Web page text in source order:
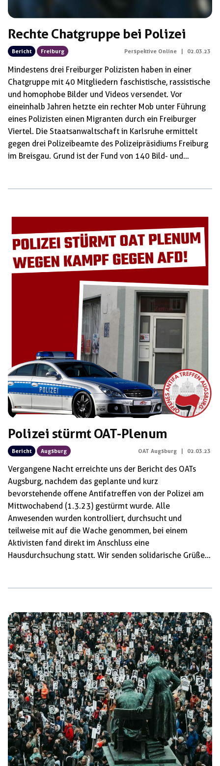
Rechte Chatgruppe bei Polizei
Bericht Freiburg Perspektive Online 02.03.23
Mindestens drei Freiburger Polizisten haben in einer
Chatgruppe mit 40 Mitgliedern faschistische, rassistische
und homophobe Bilder und Videos versendet. Vor
eineinhalb Jahren hetzte ein rechter Mob unter Führung
eines Polizisten einen Migranten durch ein Freiburger
Viertel. Die Staatsanwaltschaft in Karlsruhe ermittelt
gegen drei Polizeibeamte des Polizeipräsidiums Freiburg
im Breisgau. Grund ist der Fund von 140 Bild- und
und Videos “insbesondere ein rechtsradikaler,
ausländerfeindlicher und zum Teil homophober Inhalt
festzustellen ist”. In dem Chat seien laut LKA auch
Kennzeichen verfassungswidriger Organisationen
gefunden wurden. Darunter […]
Polizei stürmt OAT-Plenum
Bericht Augsburg OAT Augsburg | 02.03.23
Vergangene Nacht erreichte uns der Bericht des OATs
Augsburg, nachdem das geplante und kurz
bevorstehende offene Antifatreffen von der Polizei am
Mittwochabend (1.3.23) gestürmt wurde. Alle
Anwesenden wurden kontrolliert, durchsucht und
teilweise mit auf die Wache genommen, bei einem
Aktivisten fand direkt im Anschluss eine
Hausdurchsuchung statt. Wir senden solidarische Grüße
wenigen Sekunden standen in und um das Zentrum
dutzende Polizist*innen, welche uns mit mehreren
Kameras filmten und uns anschrien unsere Hände
hochzuhalten. Stundenlang saß man ohne
ausgehändigten Durchsuchungsbeschluss und ohne die
Möglichkeit […]